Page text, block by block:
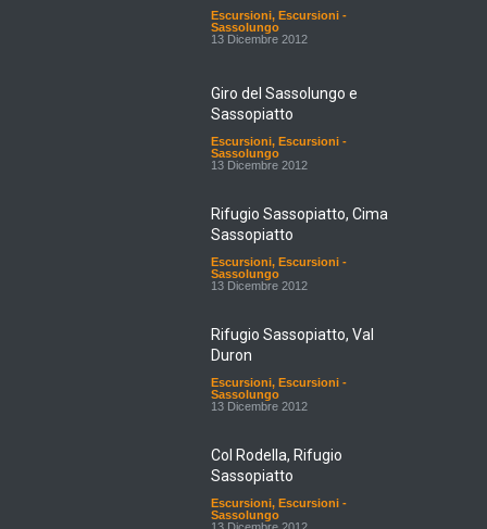
Escursioni, Escursioni -
Sassolungo
13 Dicembre 2012
Giro del Sassolungo e
Sassopiatto
Escursioni, Escursioni -
Sassolungo
13 Dicembre 2012
Rifugio Sassopiatto, Cima
Sassopiatto
Escursioni, Escursioni -
Sassolungo
13 Dicembre 2012
Rifugio Sassopiatto, Val
Duron
Escursioni, Escursioni -
Sassolungo
13 Dicembre 2012
Col Rodella, Rifugio
Sassopiatto
Escursioni, Escursioni -
Sassolungo